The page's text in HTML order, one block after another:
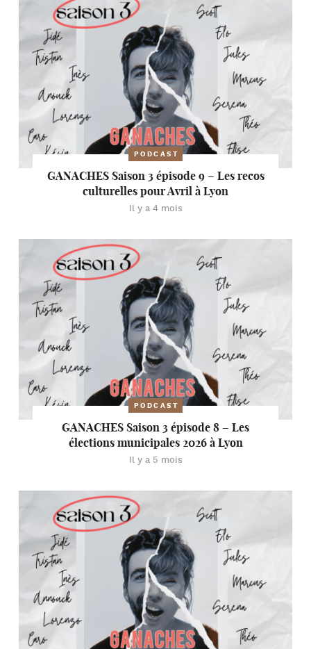
PODCAST
GANACHES Saison 3 épisode 9 – Les recos
culturelles pour Avril à Lyon
Il y a 4 mois
PODCAST
GANACHES Saison 3 épisode 8 – Les
élections municipales 2026 à Lyon
Il y a 5 mois